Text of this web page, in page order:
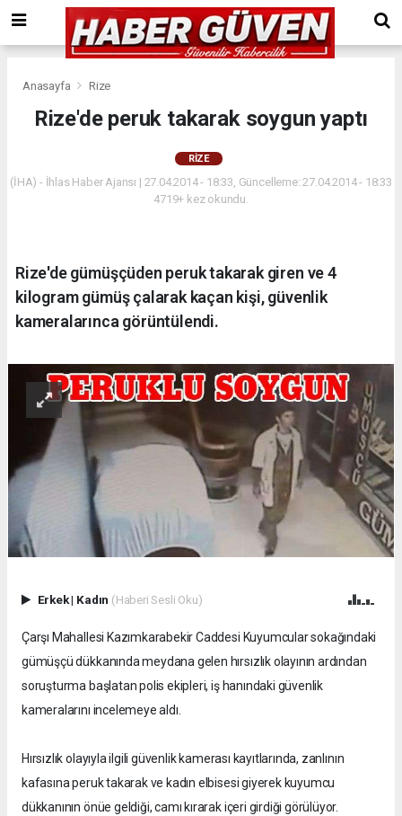
Anasayfa Rize
Rize'de peruk takarak soygun yaptı
RIZE
(İHA) - İhlas Haber Ajansı | 27.04.2014 - 18:33, Güncelleme: 27.04.2014 - 18:33
4719+ kez okundu.
Rize'de gümüşçüden peruk takarak giren ve 4
kilogram gümüş çalarak kaçan kişi, güvenlik
kameralarınca görüntülendi.
Erkek| Kadın (Haberi Sesli Oku)
Çarşı Mahallesi Kazımkarabekir Caddesi Kuyumcular sokağındaki
gümüşçü dükkanında meydana gelen hırsızlık olayının ardından
soruşturma başlatan polis ekipleri, iş hanındaki güvenlik
kameralarını incelemeye aldı.
Hırsızlık olayıyla ilgili güvenlik kamerası kayıtlarında, zanlının
kafasına peruk takarak ve kadın elbisesi giyerek kuyumcu
dükkanının önüe geldiği, camı kırarak içeri girdiği görülüyor.